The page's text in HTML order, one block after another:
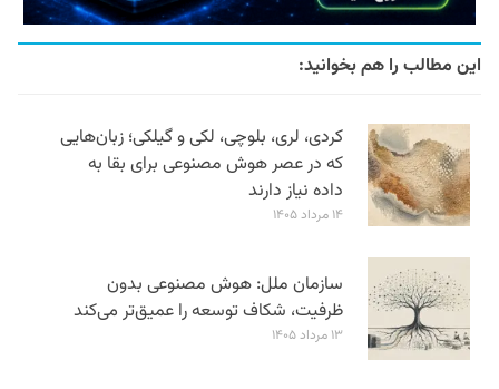
این مطالب را هم بخوانید:
کردی، لری، بلوچی، لکی و گیلکی؛ زبان‌هایی
که در عصر هوش مصنوعی برای بقا به
داده نیاز دارند
۱۴ مرداد ۱۴۰۵
سازمان ملل: هوش مصنوعی بدون
ظرفیت، شکاف توسعه را عمیق‌تر می‌کند
۱۳ مرداد ۱۴۰۵